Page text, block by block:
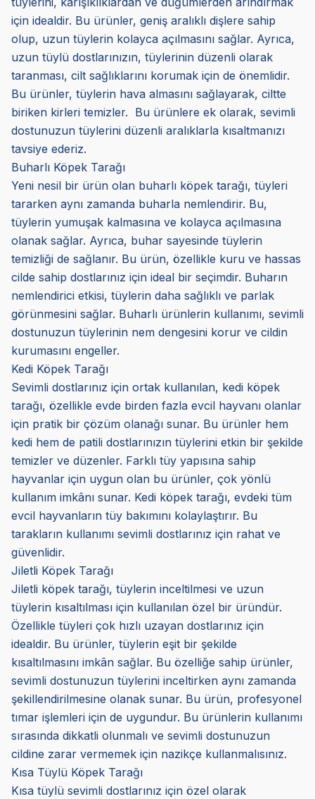
için idealdir. Bu ürünler, geniş aralıklı dişlere sahip
olup, uzun tüylerin kolayca açılmasını sağlar. Ayrıca,
uzun tüylü dostlarınızın, tüylerinin düzenli olarak
taranması, cilt sağlıklarını korumak için de önemlidir.
Bu ürünler, tüylerin hava almasını sağlayarak, ciltte
biriken kirleri temizler. Bu ürünlere ek olarak, sevimli
dostunuzun tüylerini düzenli aralıklarla kısaltmanızı
tavsiye ederiz.
Buharlı Köpek Tarağı
Yeni nesil bir ürün olan buharlı köpek tarağı, tüyleri
tararken aynı zamanda buharla nemlendirir. Bu,
tüylerin yumuşak kalmasına ve kolayca açılmasına
olanak sağlar. Ayrıca, buhar sayesinde tüylerin
temizliği de sağlanır. Bu ürün, özellikle kuru ve hassas
cilde sahip dostlarınız için ideal bir seçimdir. Buharın
nemlendirici etkisi, tüylerin daha sağlıklı ve parlak
görünmesini sağlar. Buharlı ürünlerin kullanımı, sevimli
dostunuzun tüylerinin nem dengesini korur ve cildin
kurumasını engeller.
Kedi Köpek Tarağı
Sevimli dostlarınız için ortak kullanılan, kedi köpek
tarağı, özellikle evde birden fazla evcil hayvanı olanlar
için pratik bir çözüm olanağı sunar. Bu ürünler hem
kedi hem de patili dostlarınızın tüylerini etkin bir şekilde
temizler ve düzenler. Farklı tüy yapısına sahip
hayvanlar için uygun olan bu ürünler, çok yönlü
kullanım imkânı sunar. Kedi köpek tarağı, evdeki tüm
evcil hayvanların tüy bakımını kolaylaştırır. Bu
tarakların kullanımı sevimli dostlarınız için rahat ve
güvenlidir.
Jiletli Köpek Tarağı
Jiletli köpek tarağı, tüylerin inceltilmesi ve uzun
tüylerin kısaltılması için kullanılan özel bir üründür.
Özellikle tüyleri çok hızlı uzayan dostlarınız için
idealdir. Bu ürünler, tüylerin eşit bir şekilde
kısaltılmasını imkân sağlar. Bu özelliğe sahip ürünler,
sevimli dostunuzun tüylerini inceltirken aynı zamanda
şekillendirilmesine olanak sunar. Bu ürün, profesyonel
tımar işlemleri için de uygundur. Bu ürünlerin kullanımı
sırasında dikkatli olunmalı ve sevimli dostunuzun
cildine zarar vermemek için nazikçe kullanmalısınız.
Kısa Tüylü Köpek Tarağı
Kısa tüylü sevimli dostlarınız için özel olarak